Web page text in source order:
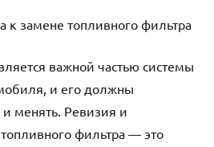
к замене топливного фильтра
важной частью системы
и его должны
и менять. Ревизия и
фильтра — это